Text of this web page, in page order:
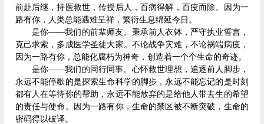
前赴后继，持医救世，传授后人，百病得解，百疫而除。因为一
路有你，人类总能遇难呈祥，繁衍生息绵延今日。
是你——我们的前辈师友。秉承前人衣钵，严守执业誓言，
克己求索，多成医学圣徒大家。不论战争灾难，不论祸端病疫，
因为一路有你，总能化腐朽为神奇，创造着一个个生命的奇迹。
是你——我们的同行同事。心怀救世理想，追逐前人脚步，
永远不能停歇的是探索生命科学的脚步，永远不能忘记的是时刻
都有人在等待你的帮助，永远不能放弃的是给他人带去生的希望
的责任与使命。因为一路有你，生命的禁区被不断突破，生命的
密码得以破译。